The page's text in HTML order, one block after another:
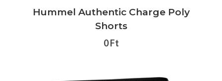
Hummel Authentic Charge Poly
Shorts
0 Ft